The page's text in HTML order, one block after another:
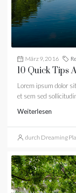
März 9, 2016
10 Quick Tips
Lorem ipsum dolor
et sem sed
Weiterlesen
durch Dreaming